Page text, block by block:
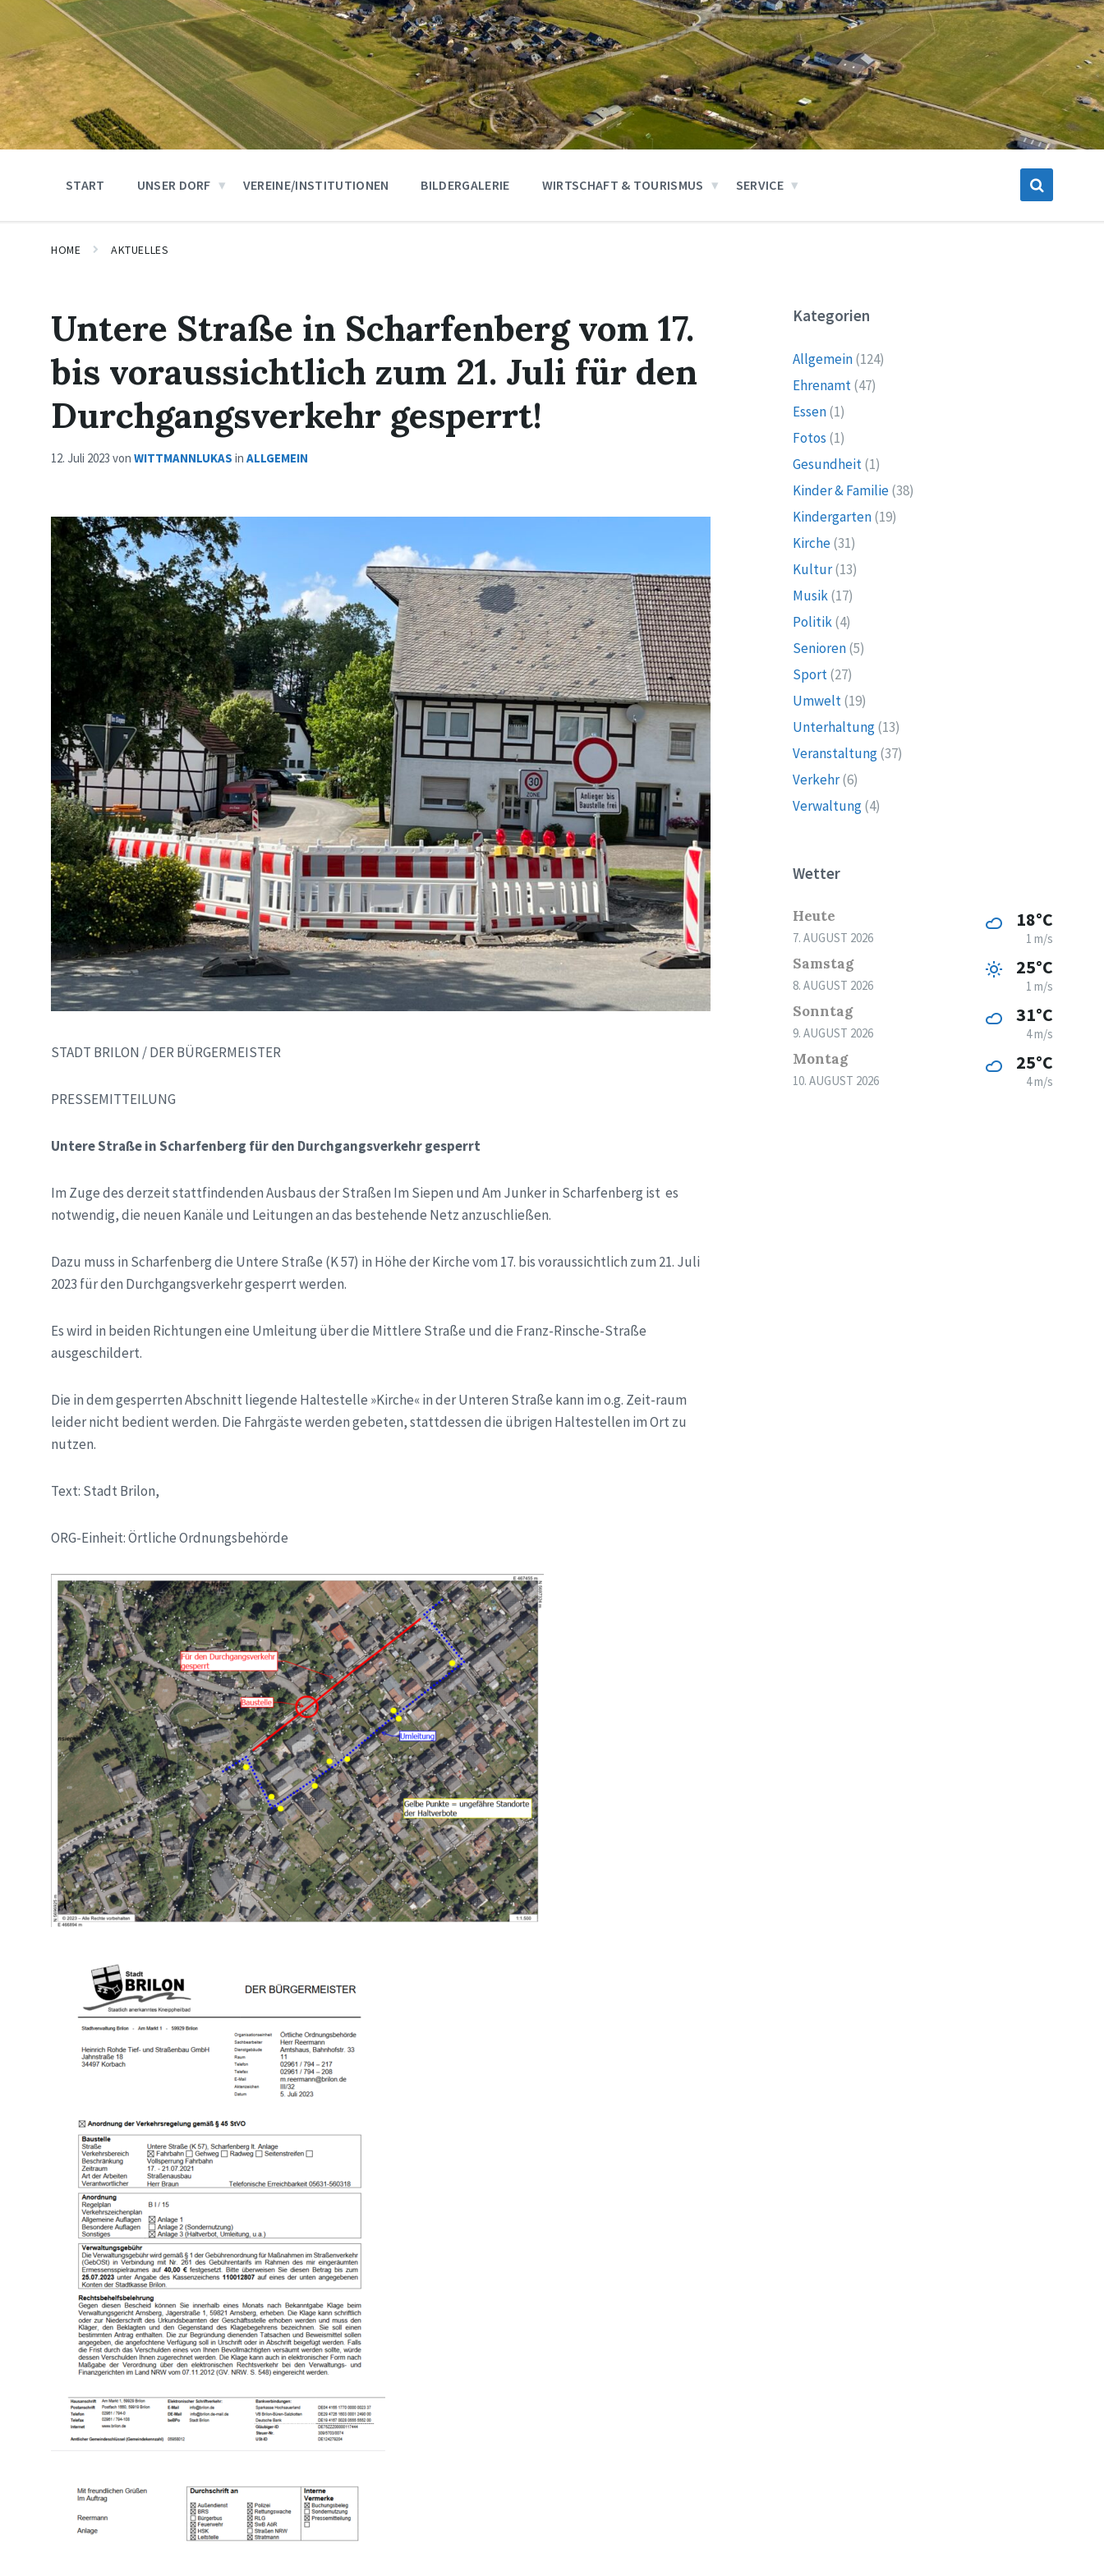
START UNSER DORF VEREINE/INSTITUTIONEN BILDERGALERIE WIRTSCHAFT & TOURISMUS SERVICE
HOME AKTUELLES
Untere Straße in Scharfenberg vom 17.
bis voraussichtlich zum 21. Juli für den
Durchgangsverkehr gesperrt!
12. Juli 2023 von WITTMANNLUKAS in ALLGEMEIN
STADT BRILON / DER BÜRGERMEISTER
PRESSEMITTEILUNG
Untere Straße in Scharfenberg für den Durchgangsverkehr gesperrt
Im Zuge des derzeit stattfindenden Ausbaus der Straßen Im Siepen und Am Junker in Scharfenberg ist es
notwendig, die neuen Kanäle und Leitungen an das bestehende Netz anzuschließen.
Dazu muss in Scharfenberg die Untere Straße (K 57) in Höhe der Kirche vom 17. bis voraussichtlich zum 21. Juli
2023 für den Durchgangsverkehr gesperrt werden.
Es wird in beiden Richtungen eine Umleitung über die Mittlere Straße und die Franz-Rinsche-Straße
ausgeschildert.
Die in dem gesperrten Abschnitt liegende Haltestelle »Kirche« in der Unteren Straße kann im o.g. Zeit-raum
leider nicht bedient werden. Die Fahrgäste werden gebeten, stattdessen die übrigen Haltestellen im Ort zu
nutzen.
Text: Stadt Brilon,
ORG-Einheit: Örtliche Ordnungsbehörde
Kategorien
Allgemein(124)
Ehrenamt(47)
Essen(1)
Fotos (1)
Gesundheit(1)
Kinder & Familie(38)
Kindergarten(19)
Kirche(31)
Kultur(13)
Musik(17)
Politik(4)
Senioren(5)
Sport(27)
Umwelt(19)
Unterhaltung(13)
Veranstaltung(37)
Verkehr(6)
Verwaltung(4)
Wetter
Heute
7. AUGUST 2026
18°C
1 m/s
Samstag
8. AUGUST 2026
25°C
1 m/s
Sonntag
9. AUGUST 2026
31°C
4 m/s
Montag
10. AUGUST 2026
25°C
4 m/s